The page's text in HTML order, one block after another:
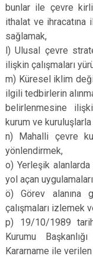
bunlar ile çevre
ithalat ve ihracatına
sağlamak,
l) Ulusal çevre
ilişkin çalışmaları
m) Küresel iklim
ilgili tedbirlerin
belirlenmesine
kurum ve
n) Mahalli çevre
yönlendirmek,
o) Yerleşik
yol açan
ö) Görev alanına
çalışmaları izlemek
p) 19/10/1989
Kurumu
Kararname ile